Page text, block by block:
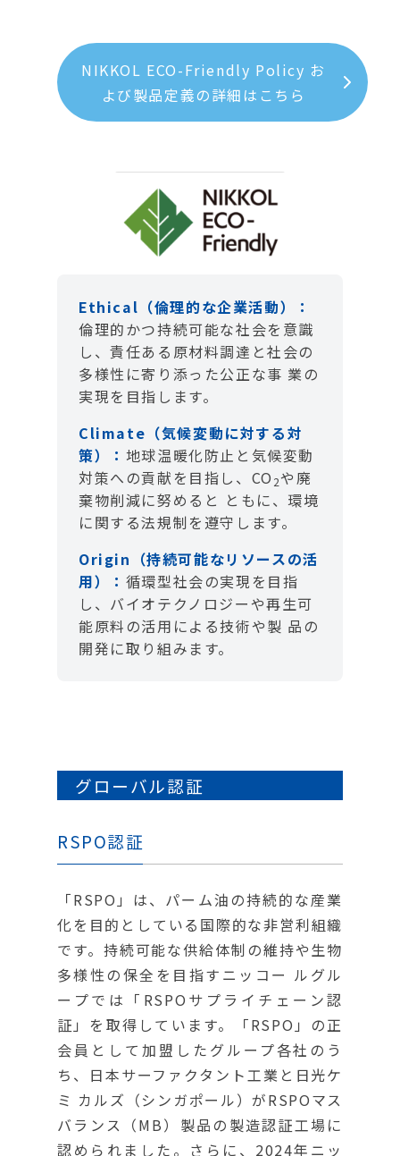
NIKKOL ECO-Friendly Policy お
よび製品定義の詳細はこちら
Ethical（倫理的な企業活動）：
倫理的かつ持続可能な社会を意識
し、責任ある原材料調達と社会の
多様性に寄り添った公正な事 業の
実現を目指します。
Climate（気候変動に対する対
策）： 地球温暖化防止と気候変動
対策への貢献を目指し、CO 2や廃
棄物削減に努めると ともに、環境
に関する法規制を遵守します。
Origin（持続可能なリソースの活
用）： 循環型社会の実現を目指
し、バイオテクノロジーや再生可
能原料の活用による技術や製 品の
開発に取り組みます。
グローバル認証
RSPO認証
「RSPO」は、パーム油の持続的な産業
化を目的としている国際的な非営利組織
です。持続可能な供給体制の維持や生物
多様性の保全を目指すニッコー ルグル
ープでは「RSPOサプライチェーン認
証」を取得しています。「RSPO」の正
会員として加盟したグループ各社のう
ち、日本サーファクタント工業と日光ケ
ミ カルズ（シンガポール）がRSPOマス
バランス（MB）製品の製造認証工場に
認められました。さらに、2024年ニッ